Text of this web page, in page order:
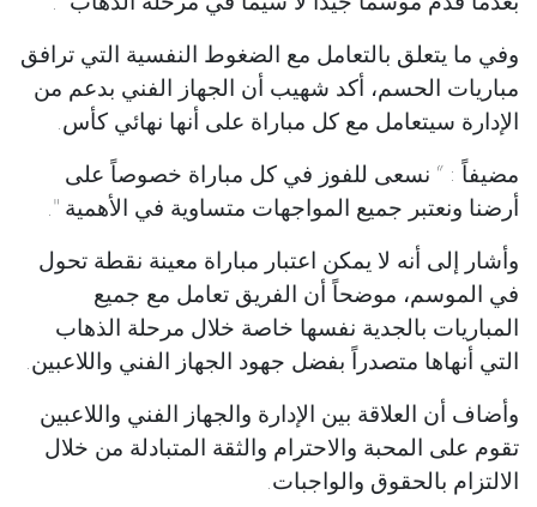
وفي ما يتعلق بالتعامل مع الضغوط النفسية التي ترافق
مباريات الحسم، أكد شهيب أن الجهاز الفني بدعم من
الإدارة سيتعامل مع كل مباراة على أنها نهائي كأس.
مضيفاً : “ نسعى للفوز في كل مباراة خصوصاً على
أرضنا ونعتبر جميع المواجهات متساوية في الأهمية ".
وأشار إلى أنه لا يمكن اعتبار مباراة معينة نقطة تحول
في الموسم، موضحاً أن الفريق تعامل مع جميع
المباريات بالجدية نفسها خاصة خلال مرحلة الذهاب
التي أنهاها متصدراً بفضل جهود الجهاز الفني واللاعبين.
وأضاف أن العلاقة بين الإدارة والجهاز الفني واللاعبين
تقوم على المحبة والاحترام والثقة المتبادلة من خلال
الالتزام بالحقوق والواجبات.